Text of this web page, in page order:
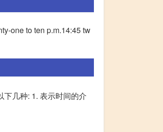
one to ten p.m.14:45 tw
几种: 1. 表示时间的介